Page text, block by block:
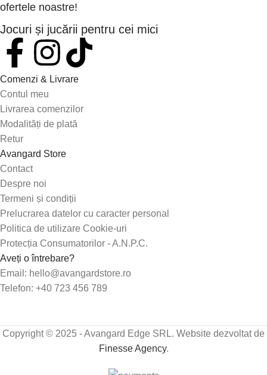
ofertele noastre!
Jocuri și jucării pentru cei mici
Comenzi & Livrare
Contul meu
Livrarea comenzilor
Modalități de plată
Retur
Avangard Store
Contact
Despre noi
Termeni și condiții
Prelucrarea datelor cu caracter personal
Politica de utilizare Cookie-uri
Protecția Consumatorilor - A.N.P.C.
Aveți o întrebare?
Email: hello@avangardstore.ro
Telefon: +40 723 456 789
Copyright © 2025 - Avangard Edge SRL. Website dezvoltat de
Finesse Agency.